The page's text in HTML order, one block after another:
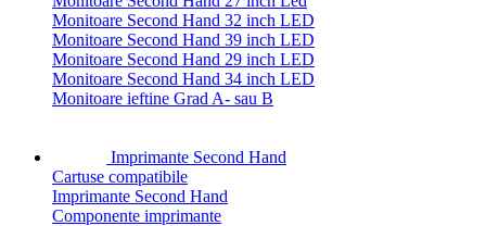
Monitoare Second Hand 32 inch LED
Monitoare Second Hand 39 inch LED
Monitoare Second Hand 29 inch LED
Monitoare Second Hand 34 inch LED
Monitoare ieftine Grad A- sau B
Imprimante Second Hand
Cartuse compatibile
Imprimante Second Hand
Componente imprimante